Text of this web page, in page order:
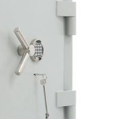
NA LITHIOVÉ